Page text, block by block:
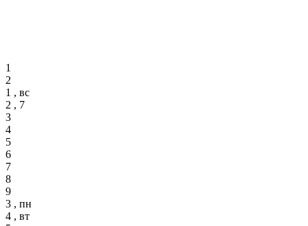
1
2
1 , вс
2 , 7
3
4
5
6
7
8
9
3 , пн
4 , вт